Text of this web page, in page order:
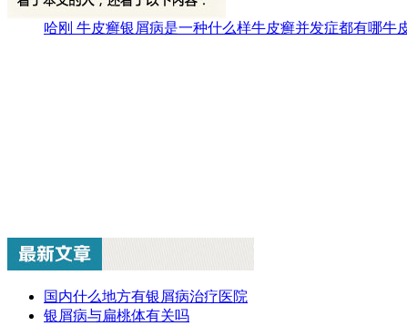
哈刚 牛皮癣银屑病是一种什么样牛皮癣并发症都有哪牛
国内什么地方有银屑病治疗医院
银屑病与扁桃体有关吗